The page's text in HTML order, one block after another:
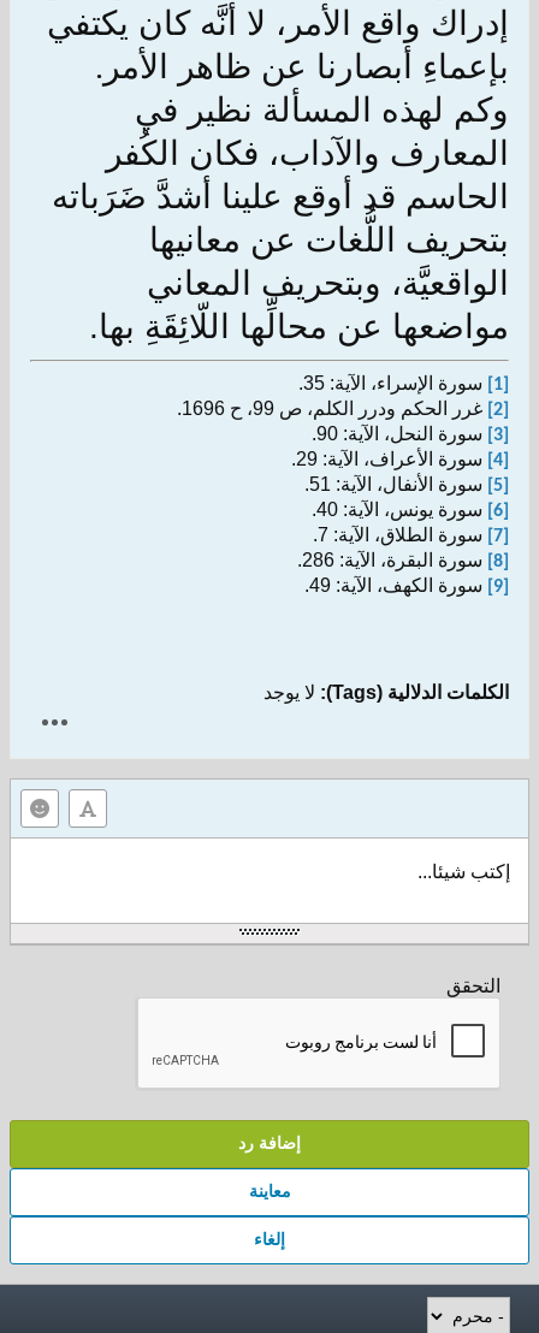
إدراك واقع الأمر، لا أنَّه كان يكتفي
بإعماءِ أبصارنا عن ظاهر الأمر .
وكم لهذه المسألة نظير في
المعارف والآداب، فكان الكُفر
الحاسم قد أوقع علينا أشدَّ ضَرَباته
بتحريف اللُّغات عن معانيها
الواقعيَّة، وبتحريف المعاني
مواضعها عن محالِّها اللّائِقَةِ بها.
سورة الإسراء، الآية: 35.
غرر الحكم ودرر الكلم، ص 99، ح 1696.
سورة النحل، الآية: 90.
سورة الأعراف، الآية: 29.
سورة الأنفال، الآية: 51.
سورة يونس، الآية: 40.
سورة الطلاق، الآية: 7.
سورة البقرة، الآية: 286.
سورة الكهف، الآية: 49.
الكلمات الدلالية (Tags): لا يوجد
إكتب شيئا...
التحقق
إضافة رد
معاينة
إلغاء